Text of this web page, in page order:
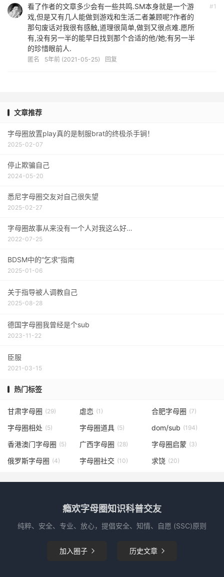
#1
看了作者的文章多少会有一些共鸣.SM本身就是一个游
戏,但是又有几人能做到游戏和生活二者兼顾呢?作者的
那句废话对我很有感触,道理很简单,做到又很点难.愿所
有,没有另一半的能早日找到那个合适的他/她;有另一半
的珍惜眼前人.
匿名 5年前 (2021-05-25) 回复
文章推荐
字母圈放置play真的是制服brat的终极杀手锏！
2025-02-07
停止欺骗自己
2024-05-20
悉尼字母圈交友对自己很失望
2025-02-27
字母圈故事从来没有一个人对我这么好…
2022-07-25
BDSM中的“乞求”指南
2025-01-06
关于指导被人调教自己
2025-08-28
德国字母圈我曾经是个sub
2023-11-22
臣服
2021-03-15
热门标签
甘肃字母圈 (29) 虐恋 (1) 合肥字母圈 (7)
字母圈相处 (5) 字母圈道具 (5) dom/sub (194)
香港澳门字母圈 (5) 广西字母圈 (28) 字母圈启蒙 (3)
俄罗斯字母圈 (4) 字母圈社交 (10) 求饶 (20)
瘾欢字母圈知识科普交友
纯粹、安全、专业、放心，提倡安全、知情、自愿 (SSC)原则
加入圈子  历史文章 